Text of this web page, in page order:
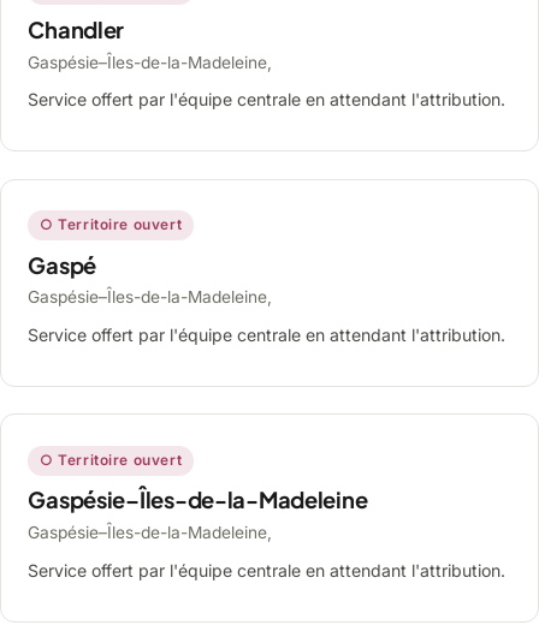
Chandler
Gaspésie–Îles-de-la-Madeleine,
Service offert par l'équipe centrale en attendant l'attribution.
○ Territoire ouvert
Gaspé
Gaspésie–Îles-de-la-Madeleine,
Service offert par l'équipe centrale en attendant l'attribution.
○ Territoire ouvert
Gaspésie–Îles-de-la-Madeleine
Gaspésie–Îles-de-la-Madeleine,
Service offert par l'équipe centrale en attendant l'attribution.